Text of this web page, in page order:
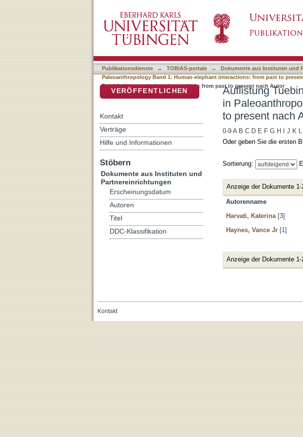
1: Human-elephant interactions: from past
Publikationsdienste → TOBIAS-portale → Dokumente aus Instituten und
Paleoanthropology Band 1: Human-elephant interactions: from past to
Band 1: Human-elephant interactions: from past to present nach Autor
Auflistung
in
to present nach
0-9 A B C D E F G H J K L
Oder geben Sie die ersten
Sortierung:
Anzeige der Dokumente
Autorenname
Harvati, Katerina [3]
Haynes, Vance Jr [1]
Anzeige der Dokumente
VERÖFFENTLICHEN
Kontakt
Verträge
Hilfe und Informationen
Stöbern
Dokumente aus Instituten und
Partnereinrichtungen
Erscheinungsdatum
Autoren
Titel
DDC-Klassifikation
Kontakt